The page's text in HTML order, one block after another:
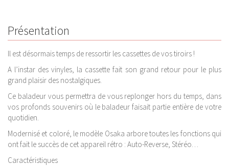
Présentation
Il est désormais temps de ressortir les cassettes de vos tiroirs !
A l’instar des vinyles, la cassette fait son grand retour pour le plus
grand plaisir des nostalgiques.
Ce baladeur vous permettra de vous replonger hors du temps, dans
vos profonds souvenirs où le baladeur faisait partie entière de votre
quotidien.
Modernisé et coloré, le modèle Osaka arbore toutes les fonctions qui
ont fait le succès de cet appareil rétro : Auto-Reverse, Stéréo…
Caractéristiques